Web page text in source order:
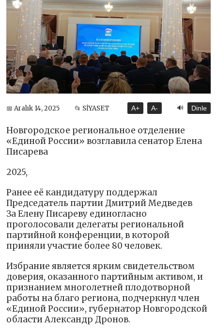
📅 Aralık 14, 2025 📂 SİYASET A+ A- 🔊 Dinle
Новгородское региональное отделение
«Единой России» возглавила сенатор Елена
Писарева
2025,
Ранее её кандидатуру поддержал
Председатель партии Дмитрий Медведев
За Елену Писареву единогласно
проголосовали делегаты региональной
партийной конференции, в которой
приняли участие более 80 человек.
Избрание является ярким свидетельством
доверия, оказанного партийным активом, и
признанием многолетней плодотворной
работы на благо региона, подчеркнул член
«Единой России», губернатор Новгородской
области Александр Дронов.